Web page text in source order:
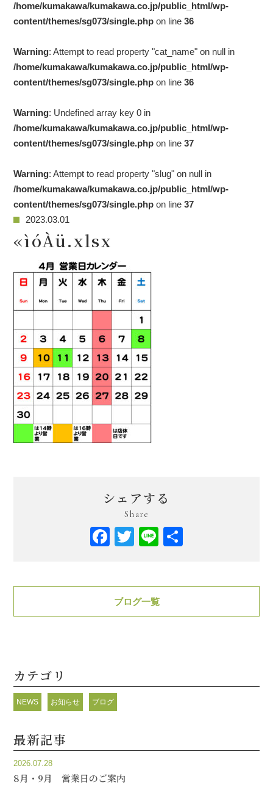
/home/kumakawa/kumakawa.co.jp/public_html/wp-
content/themes/sg073/single.php on line36
Warning: Attempt to read property "cat_name" on null in
/home/kumakawa/kumakawa.co.jp/public_html/wp-
content/themes/sg073/single.php on line36
Warning: Undefined array key 0 in
/home/kumakawa/kumakawa.co.jp/public_html/wp-
content/themes/sg073/single.php on line37
Warning: Attempt to read property "slug" on null in
/home/kumakawa/kumakawa.co.jp/public_html/wp-
content/themes/sg073/single.php on line37
2023.03.01
«ìóÀü.xlsx
シェアする
Share
Facebook
Twitter
Line
ブログ一覧
カテゴリ
NEWS お知らせ ブログ
最新記事
2026.07.28
8月・9月 営業日のご案内